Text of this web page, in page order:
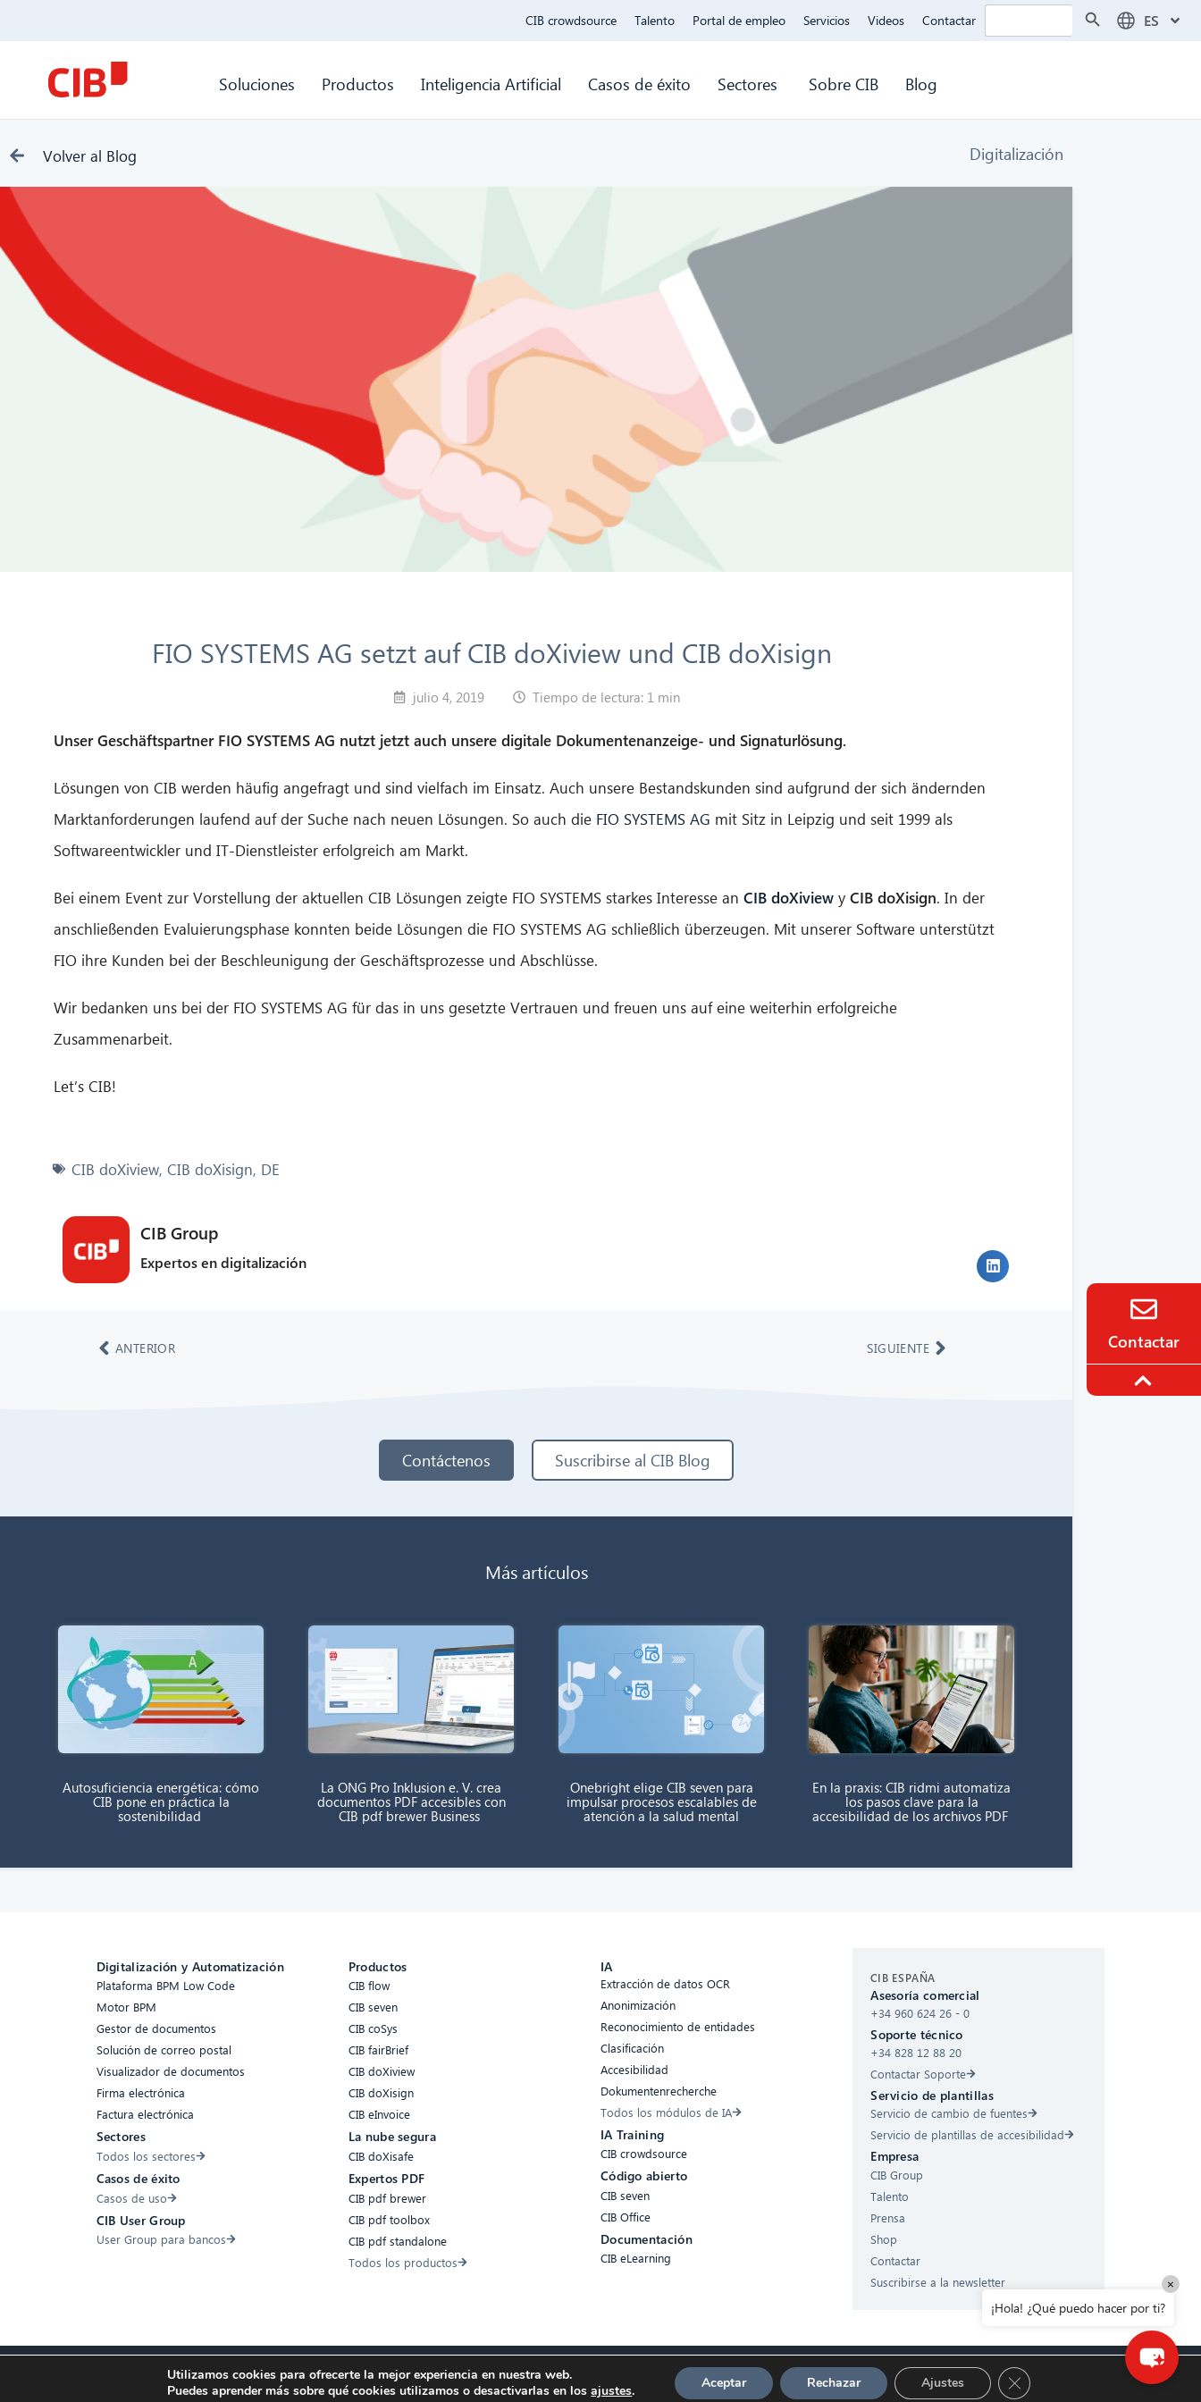
CIB crowdsource Talento Portal de empleo Servicios Videos Contactar Buscar: ES
Soluciones Productos Inteligencia Artificial Casos de éxito Sectores Sobre CIB Blog
Volver al Blog Digitalización
FIO SYSTEMS AG setzt auf CIB doXiview und CIB doXisign
julio 4, 2019 Tiempo de lectura: 1 min
Unser Geschäftspartner FIO SYSTEMS AG nutzt jetzt auch unsere digitale Dokumentenanzeige- und Signaturlösung.
Lösungen von CIB werden häufig angefragt und sind vielfach im Einsatz. Auch unsere Bestandskunden sind aufgrund der sich ändernden
Marktanforderungen laufend auf der Suche nach neuen Lösungen. So auch die FIO SYSTEMS AG mit Sitz in Leipzig und seit 1999 als
Softwareentwickler und IT-Dienstleister erfolgreich am Markt.
Bei einem Event zur Vorstellung der aktuellen CIB Lösungen zeigte FIO SYSTEMS starkes Interesse an CIB doXiview y CIB doXisign. In der
anschließenden Evaluierungsphase konnten beide Lösungen die FIO SYSTEMS AG schließlich überzeugen. Mit unserer Software unterstützt
FIO ihre Kunden bei der Beschleunigung der Geschäftsprozesse und Abschlüsse.
Wir bedanken uns bei der FIO SYSTEMS AG für das in uns gesetzte Vertrauen und freuen uns auf eine weiterhin erfolgreiche
Zusammenarbeit.
Let’s CIB!
CIB doXiview, CIB doXisign, DE
CIB Group
Expertos en digitalización
ANTERIOR SIGUIENTE
Contáctenos Suscribirse al CIB Blog
Más artículos
Autosuficiencia energética: cómo
CIB pone en práctica la
sostenibilidad
La ONG Pro Inklusion e. V. crea
documentos PDF accesibles con
CIB pdf brewer Business
Onebright elige CIB seven para
impulsar procesos escalables de
atención a la salud mental
En la praxis: CIB ridmi automatiza
los pasos clave para la
accesibilidad de los archivos PDF
Digitalización y Automatización
Plataforma BPM Low Code
Motor BPM
Gestor de documentos
Solución de correo postal
Visualizador de documentos
Firma electrónica
Factura electrónica
Sectores
Todos los sectores
Casos de éxito
Casos de uso
CIB User Group
User Group para bancos
Productos
CIB flow
CIB seven
CIB coSys
CIB fairBrief
CIB doXiview
CIB doXisign
CIB eInvoice
La nube segura
CIB doXisafe
Expertos PDF
CIB pdf brewer
CIB pdf toolbox
CIB pdf standalone
Todos los productos
IA
Extracción de datos OCR
Anonimización
Reconocimiento de entidades
Clasificación
Accesibilidad
Dokumentenrecherche
Todos los módulos de IA
IA Training
CIB crowdsource
Código abierto
CIB seven
CIB Office
Documentación
CIB eLearning
CIB ESPAÑA
Asesoría comercial
+34 960 624 26 - 0
Soporte técnico
+34 828 12 88 20
Contactar Soporte
Servicio de plantillas
Servicio de cambio de fuentes
Servicio de plantillas de accesibilidad
Empresa
CIB Group
Talento
Prensa
Shop
Contactar
Suscribirse a la newsletter
Cookies Protección de Datos Aviso legal
Utilizamos cookies para ofrecerte la mejor experiencia en nuestra web.
Puedes aprender más sobre qué cookies utilizamos o desactivarlas en losajustes. Aceptar Rechazar Ajustes Cerrar el banner de cookies
¡Hola! ¿Qué puedo hacer por ti?
¡Hola! ¿Qué puedo hacer por ti?
×
Contactar